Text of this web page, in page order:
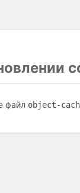
файл object-